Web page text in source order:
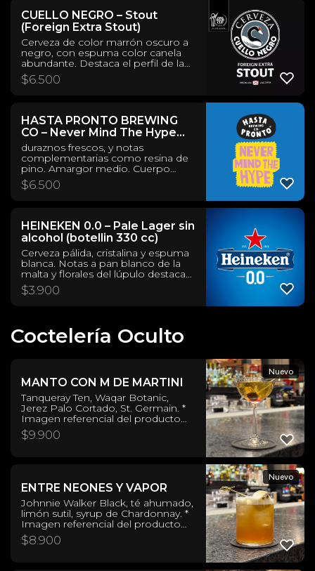
Nos, Chile
CUELLO NEGRO – Stout
(Foreign Extra Stout)
Cerveza de color marrón oscuro a
negro, con espuma color canela
abundante. Destaca el perfil de la
malta con notas a café, chocolate,
trufas, dátiles, suave caramelo y pan
medio pleno, sensación cremosa
en boca. Ganadora World Beer Cup
2024 - Medalla de Plata. Estilo:
Foreing Extra Stout. ABV: 8,0%
IBUs: 56 Origen: Valdivia, Chile
$6.500
HASTA PRONTO BREWING
CO – Never Mind The Hype
(Hazy IPA)
duraznos frescos, y notas
complementarias como resina de
pino. Amargor medio. Cuerpo
medio, de sensación cremosa en
boca. Estilo: Hazy IPA ABV: 6,6%
$6.500
HEINEKEN 0.0 – Pale Lager sin
alcohol (botellin 330 cc)
Cerveza pálida, cristalina y espuma
blanca. Notas a pan blanco de la
malta y florales del lúpulo destacan
en el balance. En boca, es ligera y
refrescante. Estilo: International
$3.900
Coctelería Oculto
MANTO CON M DE MARTINI
Tanqueray Ten, Waqar Botanic,
Jerez Palo Cortado, St. Germain. *
Imagen referencial del producto
servido en barra. Formato de
presentación puede variar si se
$9.900
Nuevo
ENTRE NEONES Y VAPOR
Johnnie Walker Black, té ahumado,
limón sutil, syrup de Chardonnay. *
Imagen referencial del producto
servido en barra. Formato de
presentación puede variar si se
$8.900
Nuevo